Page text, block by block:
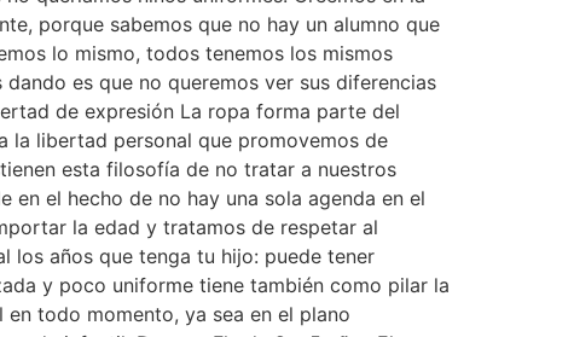
porque sabemos que no hay un alumno que
lo mismo, todos tenemos los mismos
es que no queremos ver sus diferencias
de expresión La ropa forma parte del
la libertad personal que promovemos de
esta filosofía de no tratar a nuestros
el hecho de no hay una sola agenda en el
la edad y tratamos de respetar al
los años que tenga tu hijo: puede tener
y poco uniforme tiene también como pilar la
todo momento, ya sea en el plano